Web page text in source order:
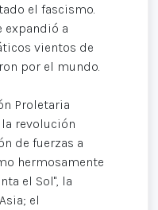
el fascismo.
expandió a
vientos de
por el mundo.
Proletaria
revolución
de fuerzas a
hermosamente
el Sol", la
el